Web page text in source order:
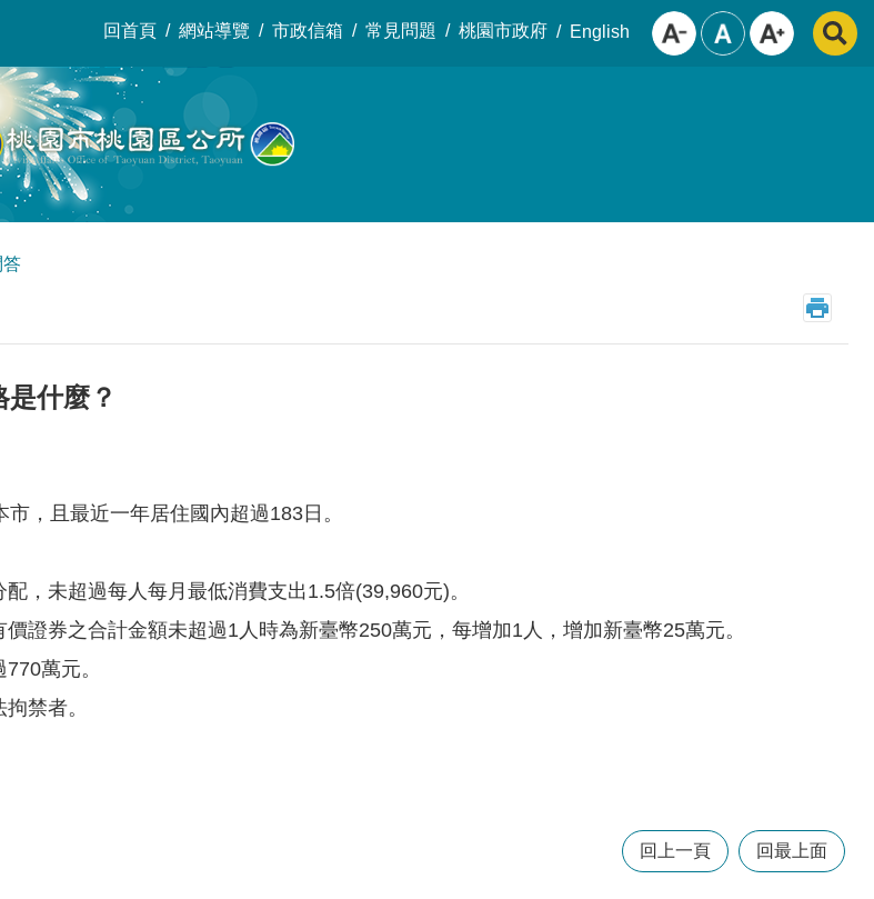
回首頁 網站導覽 市政信箱 常見問題 桃園市政府 English
答
什麼？
，且最近一年居住國內超過183日。
，未超過每人每月最低消費支出1.5倍(39,960元)。
證券之合計金額未超過1人時為新臺幣250萬元，每增加1人，增加新臺幣25萬元。
萬元。
禁者。
回上一頁 回最上面